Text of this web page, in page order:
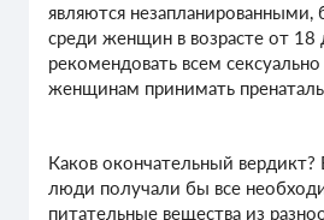
являются незапланированными,
среди женщин в возрасте от 18
рекомендовать всем
женщинам принимать
Каков окончательный
люди получали бы все
питательные вещества из